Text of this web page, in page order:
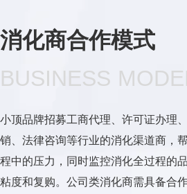
消化商合作模式
BUSINESS
小顶品牌招募工商代理、许可证办理
销、法律咨询等行业的消化渠道商，
程中的压力，同时监控消化全过程的
粘度和复购。公司类消化商需具备合